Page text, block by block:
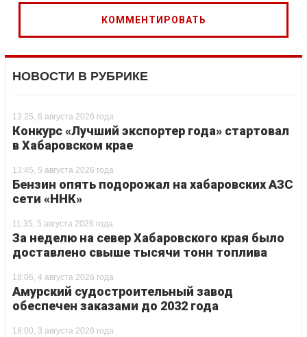
НОВОСТИ В РУБРИКЕ
13:25, 6 августа 2026 года
Конкурс «Лучший экспортер года» стартовал
в Хабаровском крае
13:45, 5 августа 2026 года
Бензин опять подорожал на хабаровских АЗС
сети «ННК»
11:35, 5 августа 2026 года
За неделю на север Хабаровского края было
доставлено свыше тысячи тонн топлива
18:06, 4 августа 2026 года
Амурский судостроительный завод
обеспечен заказами до 2032 года
18:00, 3 августа 2026 года